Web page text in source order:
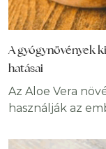
A gyógynövények
hatásai
Az Aloe Vera
használják az
Méregtelenítő,